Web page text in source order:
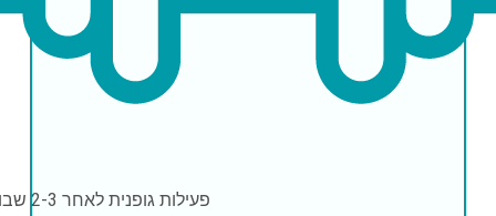
פעילות גופנית לאחר 2-3 שבועות